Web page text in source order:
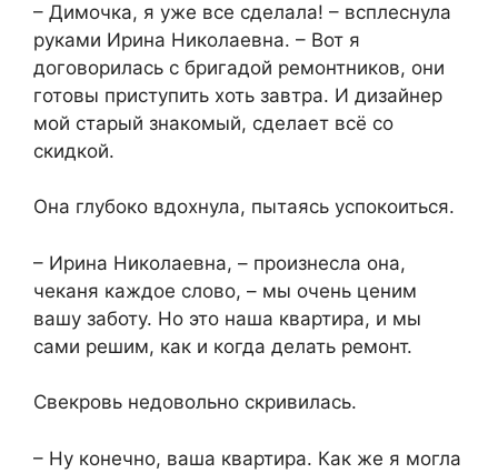
– Димочка, я уже все сделала! – всплеснула
руками Ирина Николаевна. – Вот я
договорилась с бригадой ремонтников, они
готовы приступить хоть завтра. И дизайнер
мой старый знакомый, сделает всё со
скидкой.
Она глубоко вдохнула, пытаясь успокоиться.
– Ирина Николаевна, – произнесла она,
чеканя каждое слово, – мы очень ценим
вашу заботу. Но это наша квартира, и мы
сами решим, как и когда делать ремонт.
Свекровь недовольно скривилась.
– Ну конечно, ваша квартира. Как же я могла